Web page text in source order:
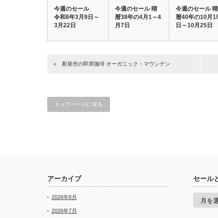
今週のセール
令和8年3月9日～
3月22日
今週のセール 晴
暦38年の4月1～4
月7日
今週のセール 晴
暦40年の10月
日～10月25日
新発売の即席珈琲 オーガニック・マウンテン
トップページに戻る
アーカイブ
2026年8月
2026年7月
セール
セ